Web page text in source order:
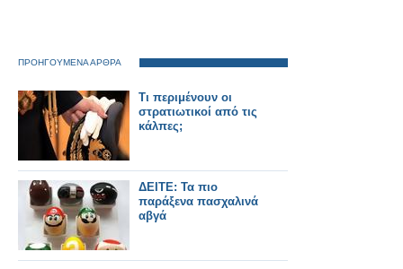
ΠΡΟΗΓΟΥΜΕΝΑ ΑΡΘΡΑ
Τι περιμένουν οι
στρατιωτικοί από τις
κάλπες;
ΔΕΙΤΕ: Τα πιο
παράξενα πασχαλινά
αβγά